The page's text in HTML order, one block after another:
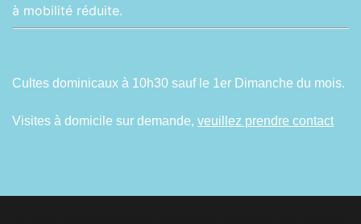
à mobilité réduite.
Cultes dominicaux à 10h30 sauf le 1er Dimanche du mois.
Visites à domicile sur demande, veuillez prendre contact